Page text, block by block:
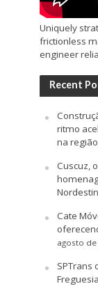
Uniquely
frictionless
engineer
Recent
ritmo
na região
Cuscuz,
Cate
agosto de
SPTrans